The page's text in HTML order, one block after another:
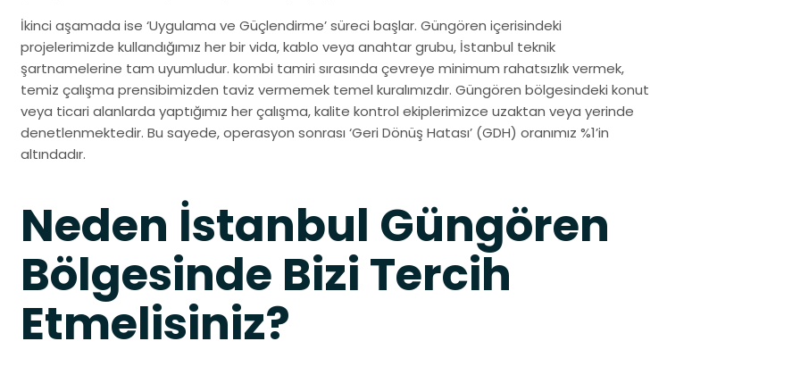
İkinci aşamada ise ‘Uygulama ve Güçlendirme’ süreci başlar. Güngören içerisindeki
projelerimizde kullandığımız her bir vida, kablo veya anahtar grubu, İstanbul teknik
şartnamelerine tam uyumludur. kombi tamiri sırasında çevreye minimum rahatsızlık vermek,
temiz çalışma prensibimizden taviz vermemek temel kuralımızdır. Güngören bölgesindeki konut
veya ticari alanlarda yaptığımız her çalışma, kalite kontrol ekiplerimizce uzaktan veya yerinde
denetlenmektedir. Bu sayede, operasyon sonrası ‘Geri Dönüş Hatası’ (GDH) oranımız %1’in
altındadır.
Neden İstanbul Güngören
Bölgesinde Bizi Tercih
Etmelisiniz?